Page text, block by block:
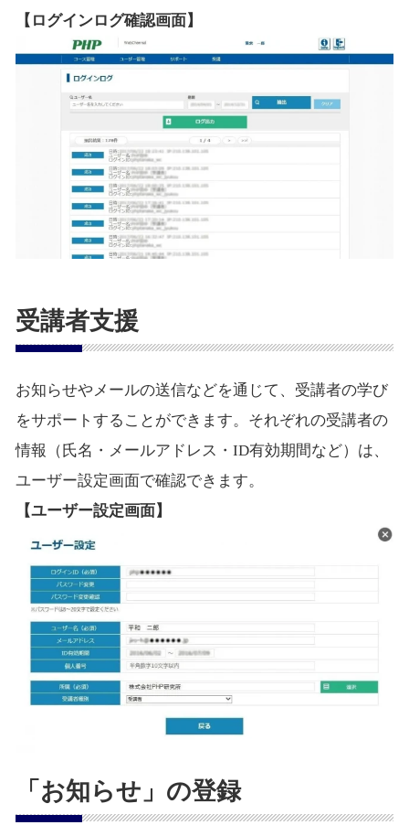
【ログインログ確認画面】
受講者支援
お知らせやメールの送信などを通じて、受講者の学び
をサポートすることができます。それぞれの受講者の
情報（氏名・メールアドレス・ID有効期間など）は、
ユーザー設定画面で確認できます。
【ユーザー設定画面】
「お知らせ」の登録